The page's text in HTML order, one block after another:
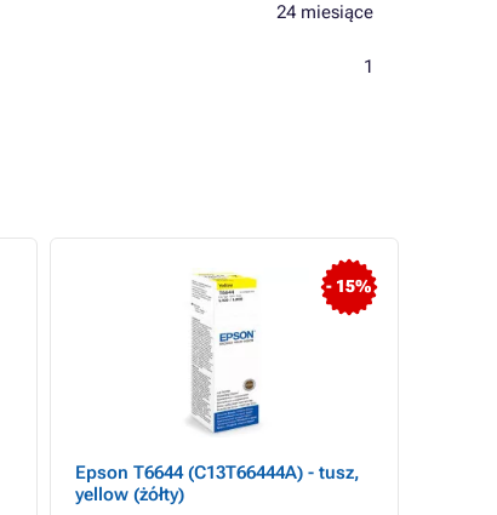
24 miesiące
1
- 15%
Epson T6644 (C13T66444A) - tusz,
yellow (żółty)